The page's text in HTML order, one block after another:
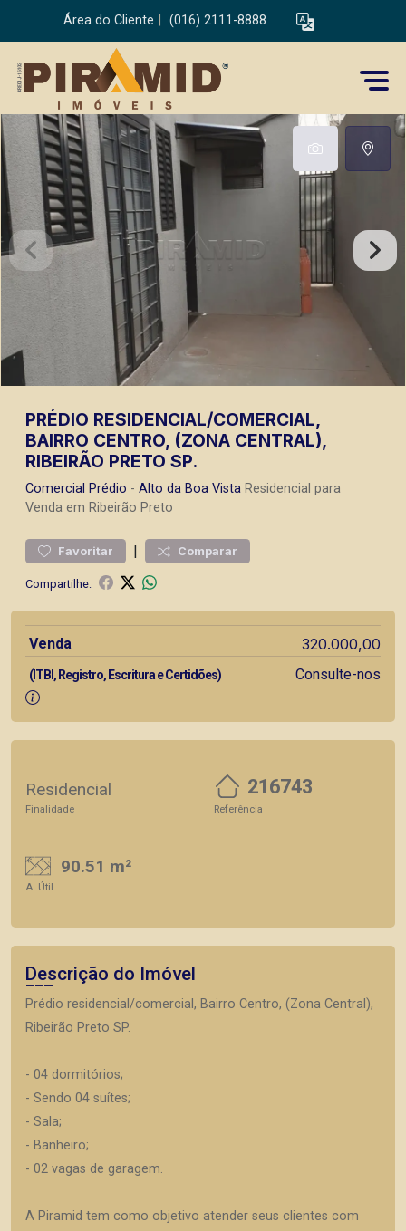
Área do Cliente (016) 2111-8888
PRÉDIO RESIDENCIAL/COMERCIAL,
BAIRRO CENTRO, (ZONA CENTRAL),
RIBEIRÃO PRETO SP.
Comercial Prédio - Alto da Boa Vista Residencial para
Venda em Ribeirão Preto
Favoritar | Comparar
Compartilhe:
Venda 320.000,00
(ITBI, Registro, Escritura e Certidões) Consulte-nos
Residencial
Finalidade
216743
Referência
90.51 m²
A. Útil
Descrição do Imóvel
Prédio residencial/comercial, Bairro Centro, (Zona Central),
Ribeirão Preto SP.
- 04 dormitórios;
- Sendo 04 suítes;
- Sala;
- Banheiro;
- 02 vagas de garagem.
A Piramid tem como objetivo atender seus clientes com